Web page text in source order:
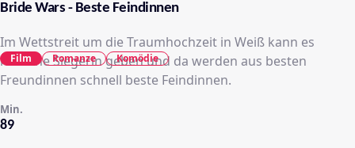
Bride Wars - Beste Feindinnen
Im Wettstreit um die Traumhochzeit in Weiß kann es
nur eine Siegerin geben und da werden aus besten
Freundinnen schnell beste Feindinnen.
89
Min.
Film Romanze Komödie